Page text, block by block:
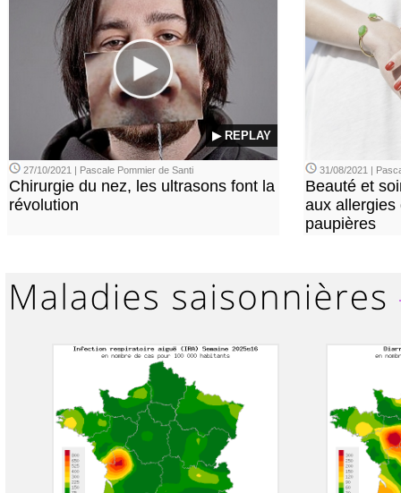
▶ REPLAY
27/10/2021 | Pascale Pommier de Santi
Chirurgie du nez, les ultrasons font la
révolution
31/08/2021 |
Beauté et
aux allergies
paupières